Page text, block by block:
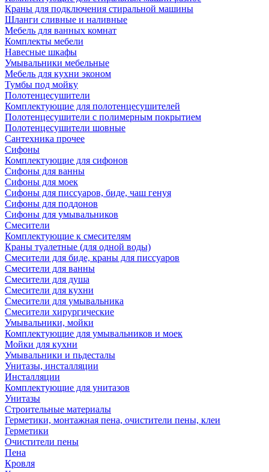
Краны для подключения стиральной машины
Шланги сливные и наливные
Мебель для ванных комнат
Комплекты мебели
Навесные шкафы
Умывальники мебельные
Мебель для кухни эконом
Тумбы под мойку
Полотенцесушители
Комплектующие для полотенцесушителей
Полотенцесушители с полимерным покрытием
Полотенцесушители шовные
Сантехника прочее
Сифоны
Комплектующие для сифонов
Сифоны для ванны
Сифоны для моек
Сифоны для писсуаров, биде, чаш генуя
Сифоны для поддонов
Сифоны для умывальников
Смесители
Комплектующие к смесителям
Краны туалетные (для одной воды)
Смесители для биде, краны для писсуаров
Смесители для ванны
Смесители для душа
Смесители для кухни
Смесители для умывальника
Смесители хирургические
Умывальники, мойки
Комплектующие для умывальников и моек
Мойки для кухни
Умывальники и пьдесталы
Унитазы, инсталляции
Инсталляции
Комплектующие для унитазов
Унитазы
Строительные материалы
Герметики, монтажная пена, очистители пены, клеи
Герметики
Очистители пены
Пена
Кровля